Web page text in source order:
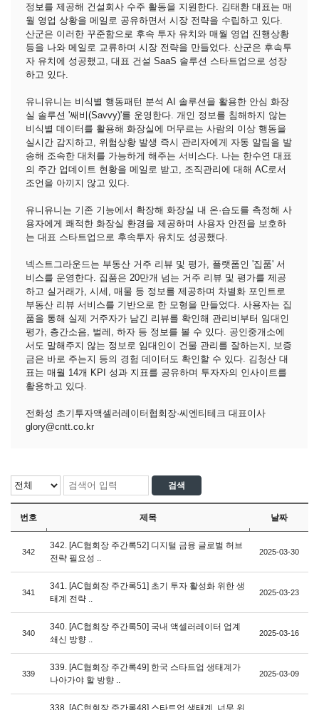
정보를 제공해 건설회사 수주 활동을 지원한다. 김태환 대표는 매
월 영업 상황을 메일로 공유하면서 시장 전략을 수립하고 있다.
산군은 이러한 꾸준함으로 후속 투자 유치와 매월 영업 진행상황
등을 나와 메일로 교류하며 시장 전략을 만들었다. 산군은 후속투
자 유치에 성공했고, 대표 건설 SaaS 솔루션 스타트업으로 성장
하고 있다.
유니유니는 비식별 행동패턴 분석 AI 솔루션을 활용한 안심 화장
실 솔루션 '쌔비(Savvy)'를 운영한다. 개인 정보를 침해하지 않는
비식별 데이터를 활용해 화장실에 머무르는 사람의 이상 행동을
실시간 감지하고, 위험상황 발생 즉시 관리자에게 자동 알림을 발
송해 조속한 대처를 가능하게 해주는 서비스다. 나는 한수연 대표
의 주간 업데이트 현황을 메일로 받고, 조직관리에 대해 AC로서
조언을 아끼지 않고 있다.
유니유니는 기존 기능에서 확장해 화장실 내 온·습도를 측정해 사
용자에게 쾌적한 화장실 환경을 제공하며 사용자 안전을 보호하
는 대표 스타트업으로 후속투자 유치도 성공했다.
넥스트그라운드는 부동산 거주 리뷰 및 평가, 플랫폼인 '집품' 서
비스를 운영한다. 집품은 20만개 넘는 거주 리뷰 및 평가를 제공
하고 실거래가, 시세, 매물 등 정보를 제공하며 차별화 포인트로
부동산 리뷰 서비스를 기반으로 한 모형을 만들었다. 사용자는 집
품을 통해 실제 거주자가 남긴 리뷰를 확인해 관리비부터 임대인
평가, 층간소음, 벌레, 하자 등 정보를 볼 수 있다. 공인중개소에
서도 말해주지 않는 정보로 임대인이 건물 관리를 잘하는지, 보증
금은 바로 주는지 등의 경험 데이터도 확인할 수 있다. 김청산 대
표는 매월 14개 KPI 성과 지표를 공유하며 투자자의 인사이트를
활용하고 있다.
전화성 초기투자액셀러레이터협회장·씨엔티테크 대표이사
glory@cntt.co.kr
번호 제목 날짜
342
342. [AC협회장 주간록52] 디지털 금융 글로벌 허브
전략 필요성 ..
2025-03-30
341
341. [AC협회장 주간록51] 초기 투자 활성화 위한 생
태계 전략 ..
2025-03-23
340
340. [AC협회장 주간록50] 국내 액셀러레이터 업계
쇄신 방향 ..
2025-03-16
339
339. [AC협회장 주간록49] 한국 스타트업 생태계가
나아가야 할 방향 ..
2025-03-09
338. [AC협회장 주간록48] 스타트업 생태계, 너무 위